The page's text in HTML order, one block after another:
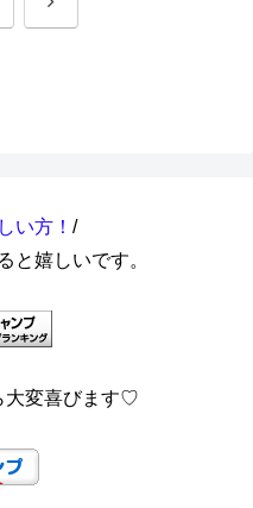
い方！ /
と嬉しいです。
大変喜びます♡